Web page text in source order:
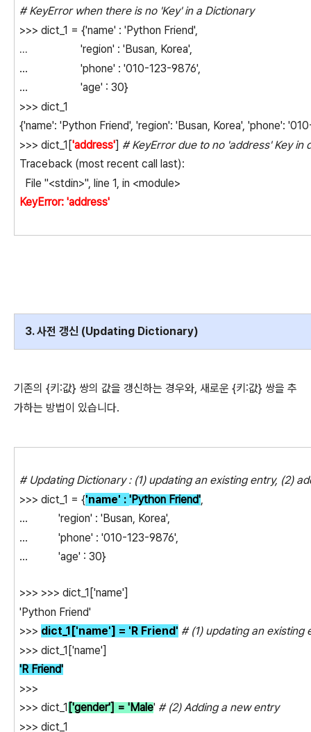
# KeyError when there is no 'Key' in a Dictionary
>>> dict_1 = {'name' : 'Python Friend',
...
'region' : 'Busan, Korea',
... 'phone' : '010-123-9876',
... 'age' : 30}
>>> dict_1
{'name': 'Python Friend', 'region': 'Busan, Korea', 'phone':
>>> dict_1['address'] # KeyError due to no 'address' Key in
Traceback (most recent call last):
File "<stdin>", line 1, in <module>
KeyError: 'address'
3. 사전 갱신 (Updating Dictionary)
기존의 {키:값} 쌍의 값을 갱신하는 경우와, 새로운 {키:값} 쌍을 추
가하는 방법이 있습니다.
# Updating Dictionary : (1) updating an existing entry, (2)
>>> dict_1 = {'name' : 'Python Friend',
... 'region' : 'Busan, Korea',
... 'phone' : '010-123-9876',
... 'age' : 30}
>>> >>> dict_1['name']
'Python Friend'
>>> dict_1['name'] = 'R Friend' # (1) updating an existing
>>> dict_1['name']
'R Friend'
>>>
>>> dict_1 ['gender'] = 'Male' # (2) Adding a new entry
>>> dict_1